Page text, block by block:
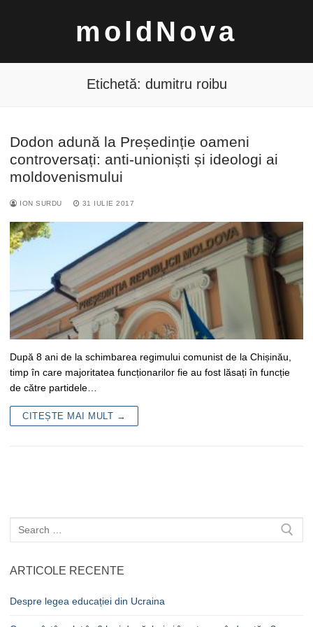
moldNova
Caută
după:
Etichetă: dumitru roibu
Dodon adună la Președinție oameni
controversați: anti-unioniști și ideologi ai
moldovenismului
ION SURDU 31 IULIE 2017
După 8 ani de la schimbarea regimului comunist de la Chișinău,
timp în care majoritatea funcționarilor fie au fost lăsați în funcție
de către partidele…
CITEȘTE MAI MULT →
Caută
după:
ARTICOLE RECENTE
Despre legea educației din Ucraina